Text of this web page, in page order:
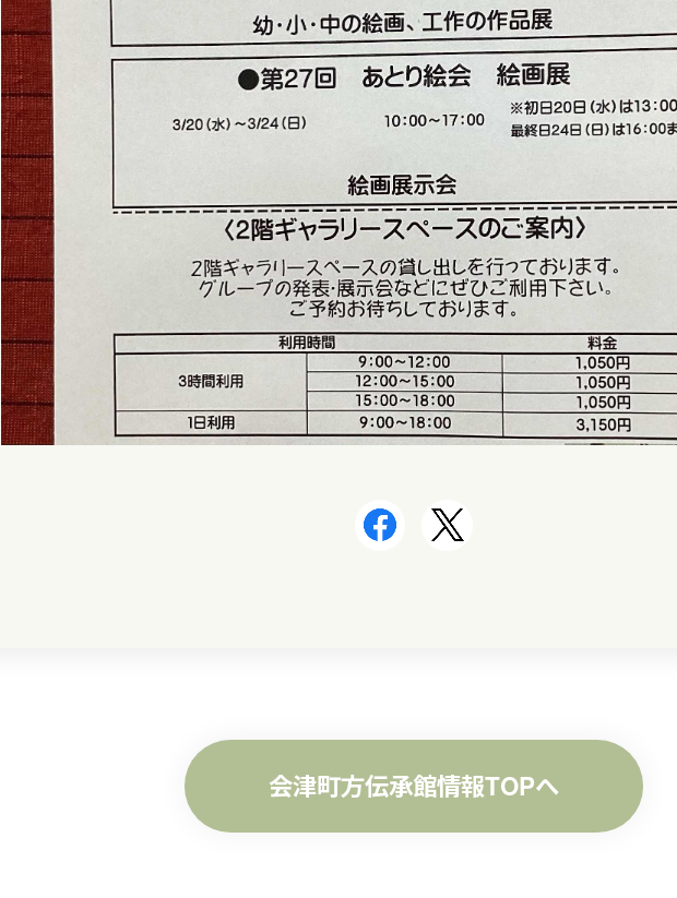
会津町方伝承館情報TOPへ